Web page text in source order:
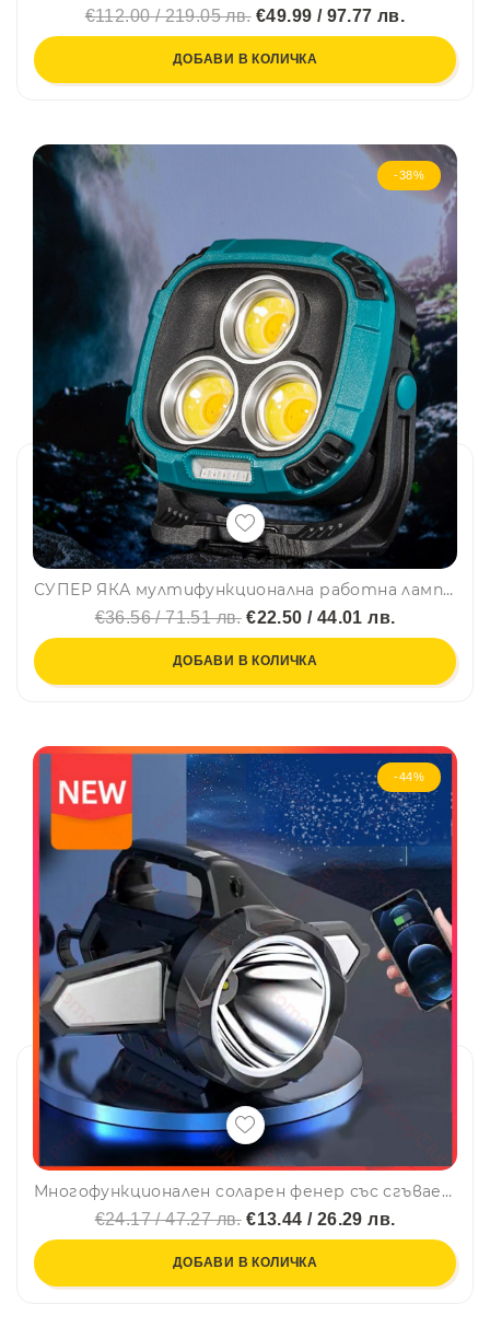
€112.00 / 219.05 лв.€49.99 / 97.77 лв.
ДОБАВИ В КОЛИЧКА
-38%
СУПЕР ЯКА мултифункционална работна лампа с няколко режима на работа W891-1
€36.56 / 71.51 лв.€22.50 / 44.01 лв.
ДОБАВИ В КОЛИЧКА
-44%
Многофункционален соларен фенер със сгъваеми крила, статив и няколко режима на работа
€24.17 / 47.27 лв.€13.44 / 26.29 лв.
ДОБАВИ В КОЛИЧКА